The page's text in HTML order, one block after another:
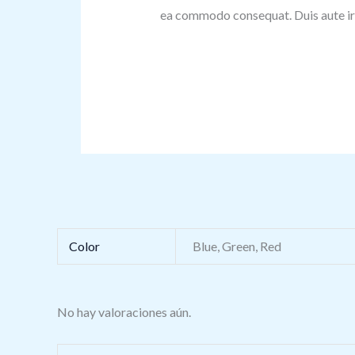
ea commodo consequat. Duis aute
Color Blue, Green, Red
No hay valoraciones aún.